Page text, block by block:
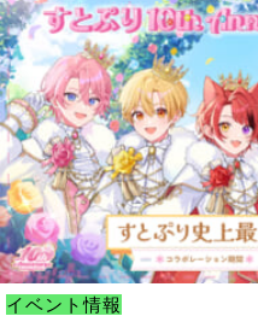
イベント情報